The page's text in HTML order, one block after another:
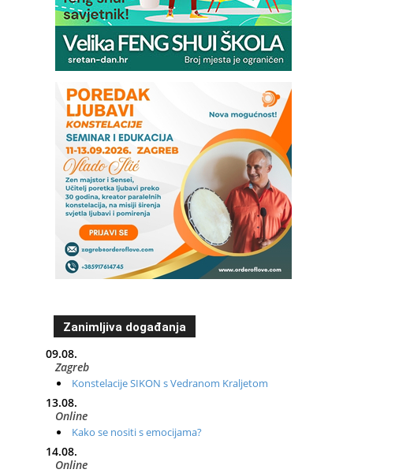
Zanimljiva događanja
09.08.
Zagreb
Konstelacije SIKON s Vedranom Kraljetom
13.08.
Online
Kako se nositi s emocijama?
14.08.
Online